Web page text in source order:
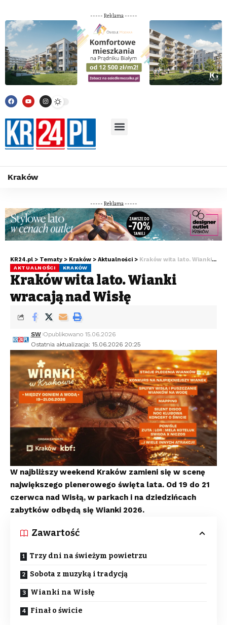
----- Reklama -----
Kraków
----- Reklama -----
KR24.pl > Tematy > Kraków > Aktualności > Kraków wita lato. Wianki wracają nad Wisłę
AKTUALNOŚCI KRAKÓW
Kraków wita lato. Wianki
wracają nad Wisłę
Ostatnia aktualizacja: 15.06.2026 20:25
SW Opublikowano 15.06.2026
W najbliższy weekend Kraków zamieni się w scenę
największego plenerowego święta lata. Od 19 do 21
czerwca nad Wisłą, w parkach i na dziedzińcach
zabytków odbędą się Wianki 2026.
Zawartość
Trzy dni na świeżym powietrzu
Sobota z muzyką i tradycją
Wianki na Wisłę
Finał o świcie